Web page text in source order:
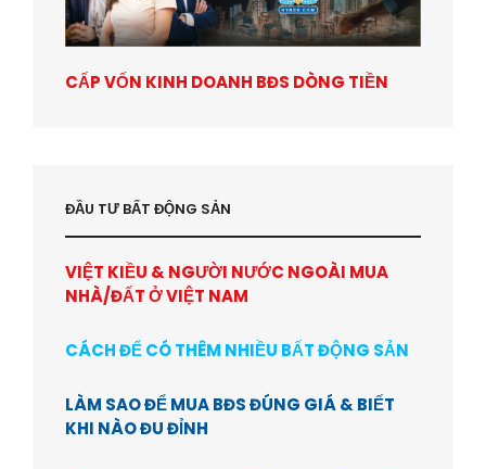
CẤP VỐN KINH DOANH BĐS DÒNG TIỀN
ĐẦU TƯ BẤT ĐỘNG SẢN
VIỆT KIỀU & NGƯỜI NƯỚC NGOÀI MUA
NHÀ/ĐẤT Ở VIỆT NAM
CÁCH ĐỂ CÓ THÊM NHIỀU BẤT ĐỘNG SẢN
LÀM SAO ĐỂ MUA BĐS ĐÚNG GIÁ & BIẾT
KHI NÀO ĐU ĐỈNH